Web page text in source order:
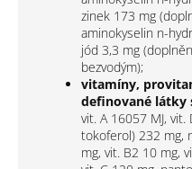
zinek 173 mg
aminokyselin n-
jód 3,3 mg
bezvodým);
vitamíny,
definované látky
vit. A 16057 MJ, vit.
tokoferol) 232 mg,
mg, vit. B2 10 mg,